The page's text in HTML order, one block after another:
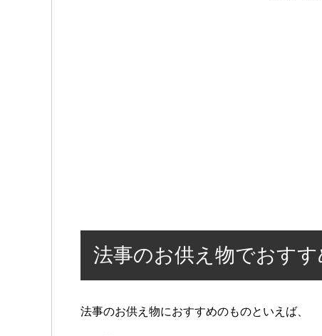
法事のお供え物でおすす
法事のお供え物におすすめのものといえば、